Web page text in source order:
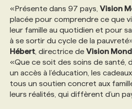
TENDANCES
ÉVÉNEMENTIEL
NOS AUTEUR‧RICES
ANNONCEZ AVEC NOUS
NOS FORMATEUR‧RICES
POURQUOI CHOISIR NOS
NOS TARIFS
PROGRAMMES DE
NOS EXPERTISES
FAQ
ANNONCEZ AVEC NOUS
«Présente dans 97 pays, Vision
placée pour comprendre ce que
leur famille au quotidien et pour
à se sortir du cycle de la
Hébert , directrice de Vision
«Que ce soit des soins de santé,
un accès à l’éducation, les
tous un soutien concret aux
leurs réalités, qui diffèrent d’un